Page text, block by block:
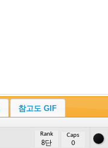
참고도 GIF
Rank
8단
Caps
0